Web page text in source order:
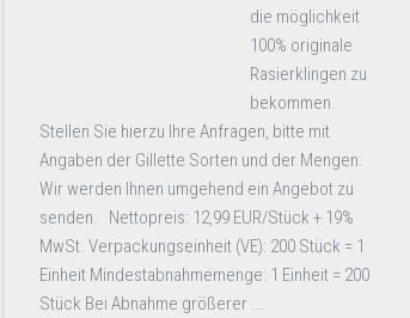
die möglichkeit
100% originale
Rasierklingen zu
bekommen.
Stellen Sie hierzu Ihre Anfragen, bitte mit
Angaben der Gillette Sorten und der Mengen.
Wir werden Ihnen umgehend ein Angebot zu
senden. Nettopreis: 12,99 EUR/Stück + 19%
MwSt. Verpackungseinheit (VE): 200 Stück = 1
Einheit Mindestabnahmemenge: 1 Einheit = 200
Stück Bei Abnahme größerer ...